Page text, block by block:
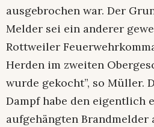
ausgebrochen war. Der
Melder sei ein anderer
Rottweiler
Herden im zweiten
wurde gekocht”, so Müller.
Dampf habe den eigentlich
aufgehängten Brandmelder